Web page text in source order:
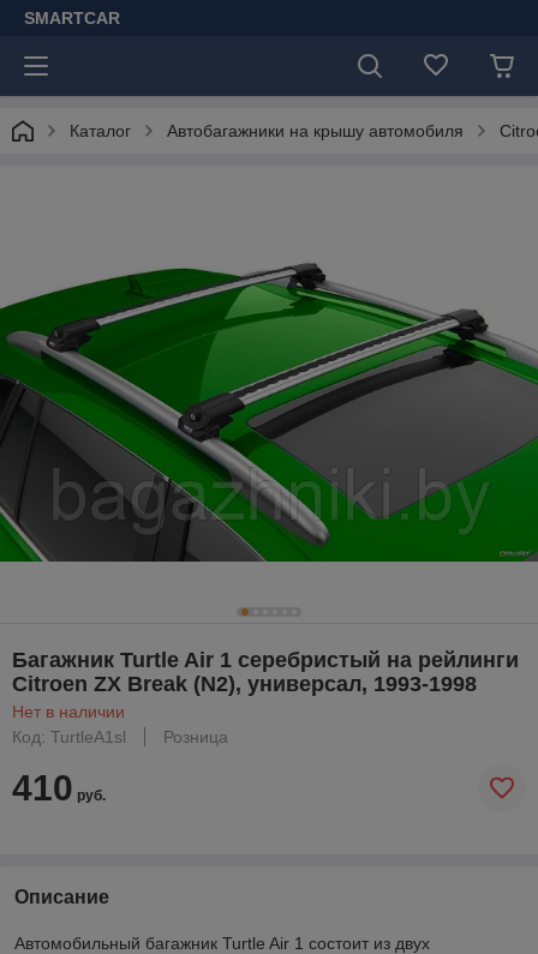
SMARTCAR
Каталог Автобагажники на крышу автомобиля
Багажник Turtle Air 1 серебристый на рейлинги
Citroen ZX Break (N2), универсал, 1993-1998
Нет в наличии
Код: TurtleA1sl
Розница
410 руб.
Описание
Автомобильный багажник Turtle Air 1 состоит из двух